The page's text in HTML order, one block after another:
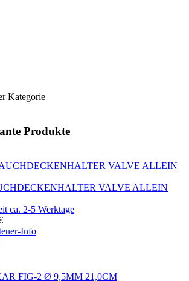
Kategorie
Produkte
VALVE ALLEIN
ca. 2-5 Werktage
Info